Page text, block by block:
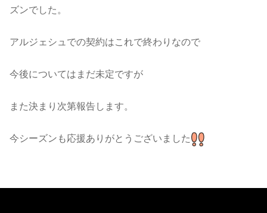
ズンでした。
アルジェシュでの契約はこれで終わりなので
今後についてはまだ未定ですが
また決まり次第報告します。
今シーズンも応援ありがとうございました